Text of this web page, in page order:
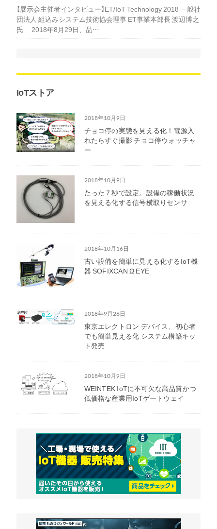
【展示会主催者インタビュー】ET/IoT Technology 2018 一般社
団法人 組込みシステム技術協会理事 ET事業本部長 渡辺博之
氏 2018年8月29日、品…
IoTストア
2018年10月9日
チョコ停の実態を見える化！電源入
れたらすぐ撮影 チョコ停ウォッチャ
ー
2018年10月9日
たった７秒で設定。設備の稼働状況
を見える化する信号横取りセンサ
2018年10月16日
古い設備を簡単に見える化するIoT機
器 SOFIXCAN Ω EYE
2018年9月26日
東京エレクトロン デバイス、初心者
でも簡単見える化 システム構築キッ
ト発売
2018年10月9日
WEINTEK IoTに不可欠な高品質かつ
低価格な産業用IoTゲートウェイ